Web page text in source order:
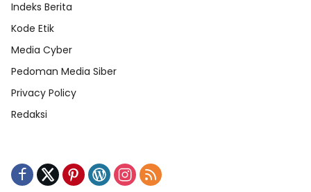
Indeks Berita
Kode Etik
Media Cyber
Pedoman Media Siber
Privacy Policy
Redaksi